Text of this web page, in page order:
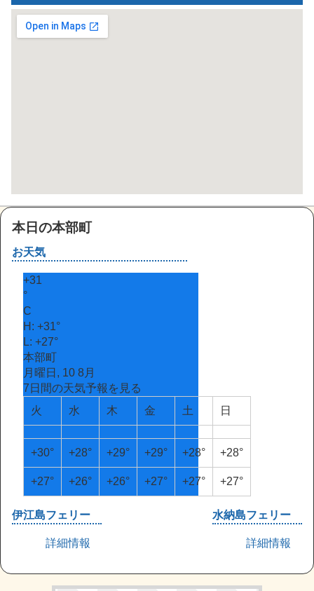
本日の本部町
お天気
+31
°
C
H: +31°
L: +27°
本部町
月曜日, 10 8月
7日間の天気予報を見る
火
水 木 金 土 日
+30° +28° +29° +29° +28° +28°
+27° +26° +26° +27° +27° +27°
伊江島フェリー
詳細情報
水納島フェリー
詳細情報